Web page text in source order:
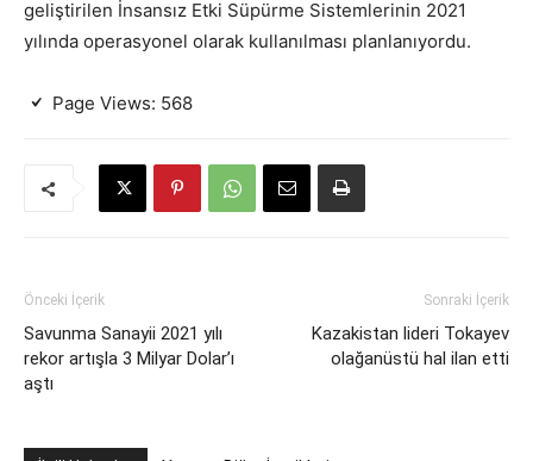
geliştirilen İnsansız Etki Süpürme Sistemlerinin 2021
yılında operasyonel olarak kullanılması planlanıyordu.
Page Views: 568
Önceki İçerik
Savunma Sanayii 2021 yılı
rekor artışla 3 Milyar Dolar’ı
aştı
Sonraki İçerik
Kazakistan lideri Tokayev
olağanüstü hal ilan etti